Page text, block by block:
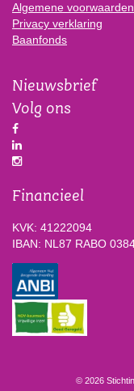
Algemene voorwaarden
Privacy verklaring
Baanfonds
Nieuwsbrief
Volg ons
Financieel
KVK: 41222094
IBAN: NL87 RABO
© 2026